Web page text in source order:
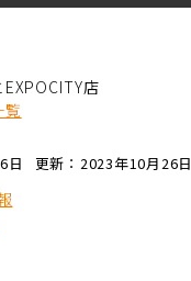
店
覧
日 更新：2023年10月26日